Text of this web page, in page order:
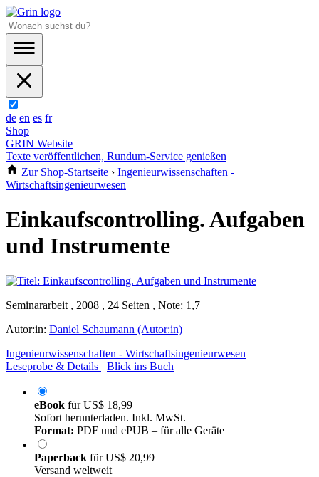
de en es fr
Shop
GRIN Website
Texte veröffentlichen, Rundum-Service genießen
Zur Shop-Startseite › Ingenieurwissenschaften -
Wirtschaftsingenieurwesen
Einkaufscontrolling. Aufgaben
und Instrumente
Seminararbeit , 2008 , 24 Seiten , Note: 1,7
Autor:in: Daniel Schaumann (Autor:in)
Ingenieurwissenschaften - Wirtschaftsingenieurwesen
Leseprobe & Details
Blick ins Buch
eBook fürUS$ 18,99
Sofort herunterladen. Inkl. MwSt.
Format: PDF und ePUB – für alle Geräte
Paperback fürUS$ 20,99
Versand weltweit